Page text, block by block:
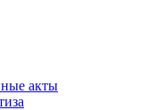
акты